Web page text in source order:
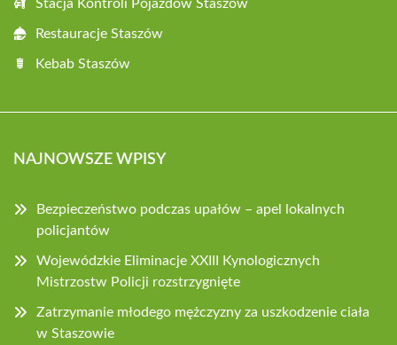
Stacja Kontroli Pojazdów Staszów
Restauracje Staszów
Kebab Staszów
NAJNOWSZE WPISY
Bezpieczeństwo podczas upałów – apel lokalnych
policjantów
Wojewódzkie Eliminacje XXIII Kynologicznych
Mistrzostw Policji rozstrzygnięte
Zatrzymanie młodego mężczyzny za uszkodzenie ciała
w Staszowie